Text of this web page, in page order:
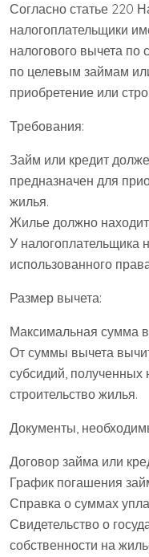
Согласно статье 220
налогоплательщики
налогового вычета
по целевым займам
приобретение или
Требования:
Займ или кредит
предназначен для
жилья.
Жилье должно
У налогоплательщика
использованного
Размер вычета:
Максимальная сумма
От суммы вычета
субсидий, полученных
строительство жилья.
Документы,
Договор займа или
График погашения
Справка о суммах
Свидетельство о
собственности на